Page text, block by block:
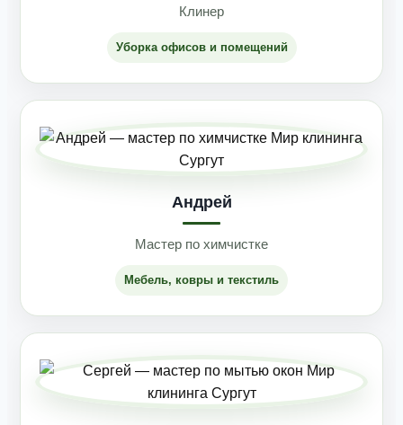
Клинер
Уборка офисов и помещений
Андрей
Мастер по химчистке
Мебель, ковры и текстиль